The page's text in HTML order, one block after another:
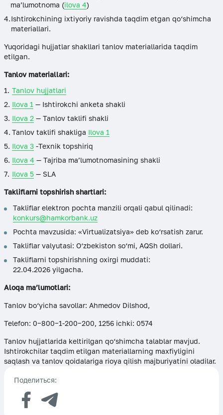
ma’lumotnoma (ilova 4)
Ishtirokchining ixtiyoriy ravishda taqdim etgan qo‘shimcha
materiallari.
Yuqoridagi hujjatlar shakllari tanlov materiallarida taqdim
etilgan.
Tanlov materiallari:
Tanlov hujjatlari
Ilova 1 — Ishtirokchi anketa shakli
Ilova 2— Tanlov taklifi shakli
Tanlov taklifi shakliga Ilova 1
Ilova 3-Texnik topshiriq
Ilova 4 — Tajriba ma’lumotnomasining shakli
Ilova 5— SLA
Takliflarni topshirish shartlari:
Takliflar elektron pochta manzili orqali qabul qilinadi:
konkurs@hamkorbank.uz
Pochta mavzusida: «Virtualizatsiya» deb ko‘rsatish zarur.
Takliflar valyutasi: O‘zbekiston so‘mi, AQSh dollari.
Takliflarni topshirishning oxirgi muddati:
22.04.2026 yilgacha.
Aloqa ma’lumotlari:
Tanlov bo‘yicha savollar: Ahmedov Dilshod,
Telefon: 0−800−1-200−200, 1256 ichki: 0574
Tanlov hujjatlarida keltirilgan qo‘shimcha talablar mavjud.
Ishtirokchilar taqdim etilgan materiallarning maxfiyligini
saqlash va tanlov qoidalariga rioya qilish majburiyatini oladilar.
Поделиться: